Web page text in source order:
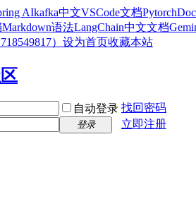
AIkafka中文VSCode文档Pytorch
Markdown语法LangChain中文文档
） 设为首页收藏本站
自动登录 找回密码
登录 立即注册